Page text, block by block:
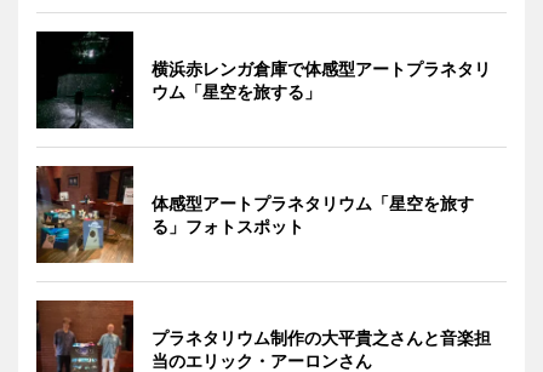
横浜赤レンガ倉庫で体感型アートプラネタリ
ウム「星空を旅する」
体感型アートプラネタリウム「星空を旅す
る」フォトスポット
プラネタリウム制作の大平貴之さんと音楽担
当のエリック・アーロンさん